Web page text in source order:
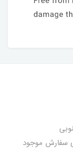
سفارش موجود